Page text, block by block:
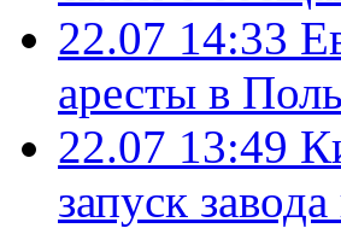
22.07 14:33
аресты в
22.07 13:49
запуск